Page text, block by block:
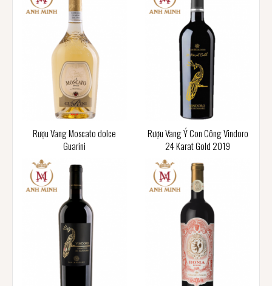
Rượu Vang Moscato dolce
Guarini
Rượu Vang Ý Con Công Vindoro
24 Karat Gold 2019